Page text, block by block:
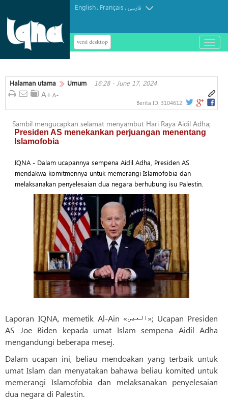
English. Français.فارسی
versi desktop
باز
و
کردن
Halaman utama Umum 16:28 - June 17, 2024
Berita ID: 3104612
Sambil mengucapkan selamat menyambut Hari Raya Aidil Adha;
Presiden AS menekankan perjuangan menentang
Islamofobia
IQNA - Dalam ucapannya sempena Aidil Adha, Presiden AS
mendakwa komitmennya untuk memerangi Islamofobia dan
melaksanakan penyelesaian dua negara berhubung isu Palestin.
Laporan IQNA, memetik Al-Ain «العین»; Ucapan Presiden
AS Joe Biden kepada umat Islam sempena Aidil Adha
mengandungi beberapa mesej.
Dalam ucapan ini, beliau mendoakan yang terbaik untuk
umat Islam dan menyatakan bahawa beliau komited untuk
memerangi Islamofobia dan melaksanakan penyelesaian
dua negara di Palestin.